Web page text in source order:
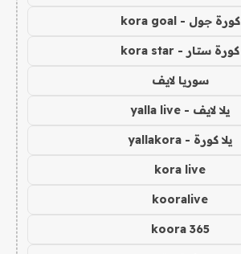
كورة جول - kora goal
كورة ستار - kora star
سوريا لايف
يلا لايف - yalla live
يلا كورة - yallakora
kora live
kooralive
koora 365